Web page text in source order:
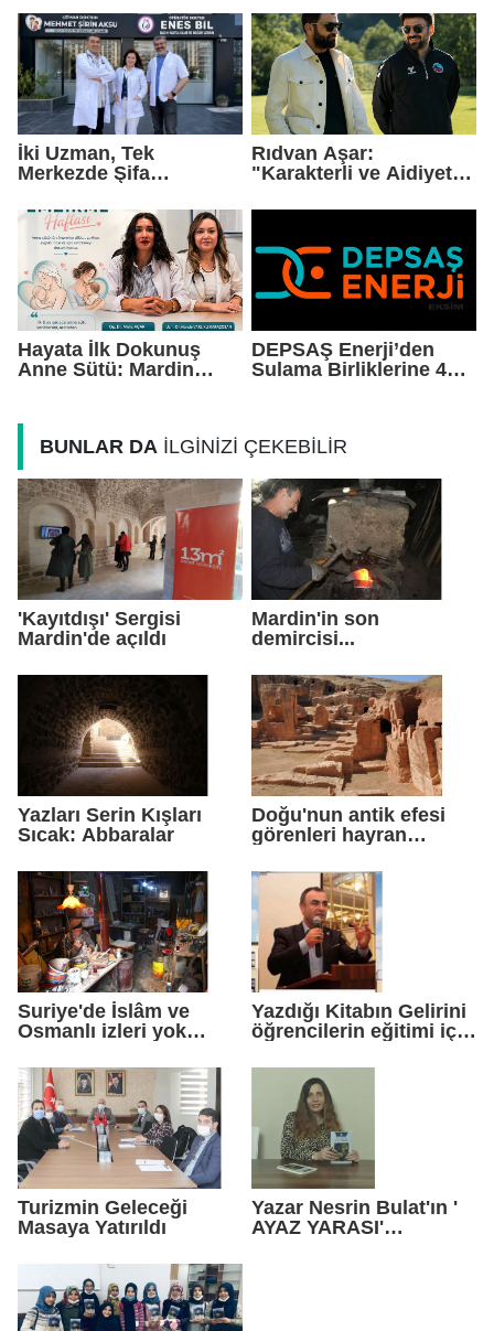
Turizmi İçin Yeni Bir
Dönemin Başlangıcıdır"
Geleceğimizi
Korumaktır"
İki Uzman, Tek
Merkezde Şifa
Rıdvan Aşar:
"Karakterli ve Aidiyet
Kadro Kuruyoruz"
Hayata İlk Dokunuş
Anne Sütü: Mardin
DEPSAŞ Enerji’den
Sulama Birliklerine 48
BUNLAR DA İLGİNİZİ ÇEKEBİLİR
'Kayıtdışı' Sergisi
Mardin'de açıldı
Mardin'in son
demircisi...
Yazları Serin Kışları
Sıcak: Abbaralar
Doğu'nun antik efesi
görenleri hayran
Suriye'de İslâm ve
Osmanlı izleri yok
Yazdığı Kitabın Gelirini
öğrencilerin eğitimi için
Turizmin Geleceği
Masaya Yatırıldı
Yazar Nesrin Bulat'ın '
AYAZ YARASI'